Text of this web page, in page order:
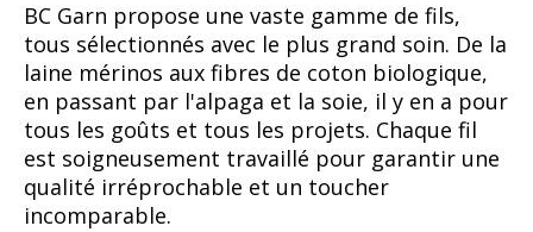
BC Garn propose une vaste gamme de fils,
tous sélectionnés avec le plus grand soin. De la
laine mérinos aux fibres de coton biologique,
en passant par l'alpaga et la soie, il y en a pour
tous les goûts et tous les projets. Chaque fil
est soigneusement travaillé pour garantir une
qualité irréprochable et un toucher
incomparable.